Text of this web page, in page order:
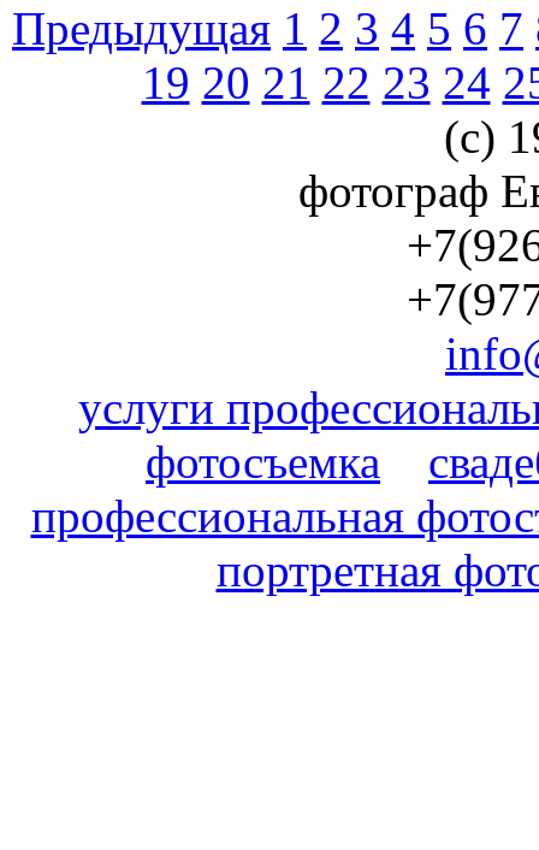
Предыдущая 1 2 3 4 5 6 7
19 20 21 22 23 24
(с)
фотограф
услуги
фотосъемка
профессиональная
портретная